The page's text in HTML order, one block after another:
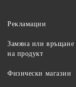
Рекламации
Замяна или връщане
на продукт
Физически магазин